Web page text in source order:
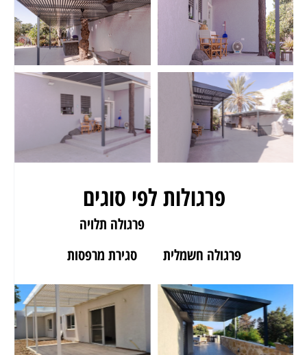
פרגולות לפי סוגים
פרגולה תלויה
פרגולה חשמלית
סגירת מרפסות